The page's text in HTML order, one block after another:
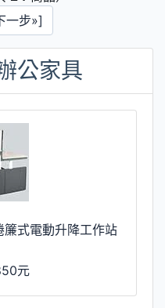
一步»]
公家具
式電動升降工作站
元